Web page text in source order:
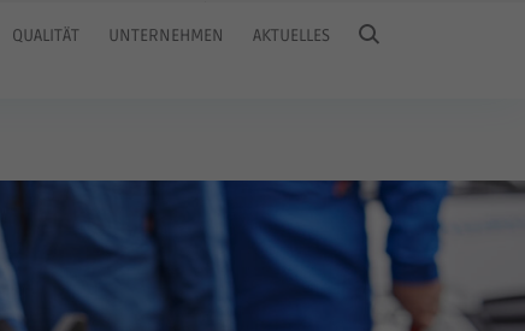
QUALITÄT UNTERNEHMEN AKTUELLES